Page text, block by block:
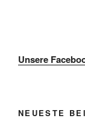
Unsere
NEUESTE